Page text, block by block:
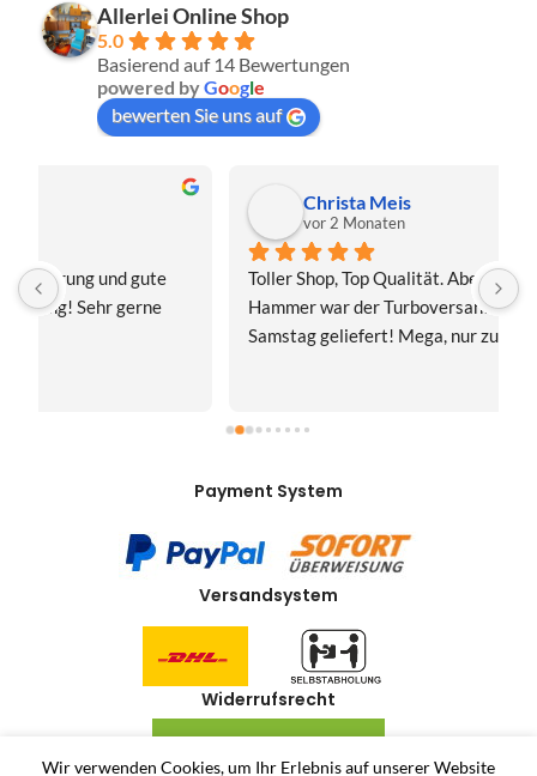
Allerlei Online Shop
5.0
Basierend auf 14 Bewertungen
powered byGoogle
bewerten Sie uns auf
Christa Meis
Toller Shop, Top Qualität. Aber der absolute
Hammer war der Turboversand!!! Freitag bestellt,
Samstag geliefert! Mega, nur zu empfehlen👍
Payment System
Versandsystem
Widerrufsrecht
Wir verwenden Cookies, um Ihr Erlebnis auf unserer Website